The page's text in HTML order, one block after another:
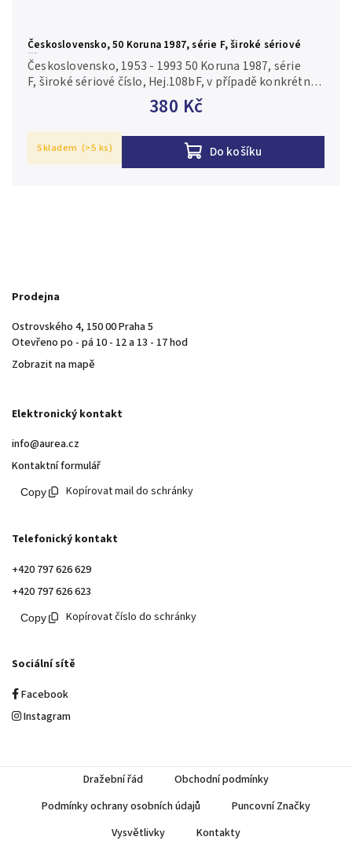
Československo, 50 Koruna 1987, série F, široké sériové
číslo, Hej.108bF
380 Kč
Do košíku
Československo, 1953 - 1993 50 Koruna 1987, série
F, široké sériové číslo, Hej.108bF, v případě konkrétní
série je foto pouze ilustrační N/UNC
Skladem (>5 ks)
Prodejna
Ostrovského 4, 150 00 Praha 5
Otevřeno po - pá 10 - 12 a 13 - 17 hod
Zobrazit na mapě
Elektronický kontakt
info@aurea.cz
Kontaktní formulář
Kopírovat mail do schránky
Telefonický kontakt
+420 797 626 629
+420 797 626 623
Kopírovat číslo do schránky
Sociální sítě
Facebook
Instagram
Dražební řád
Obchodní podmínky
Podmínky ochrany osobních údajů
Puncovní Značky
Vysvětlivky
Kontakty